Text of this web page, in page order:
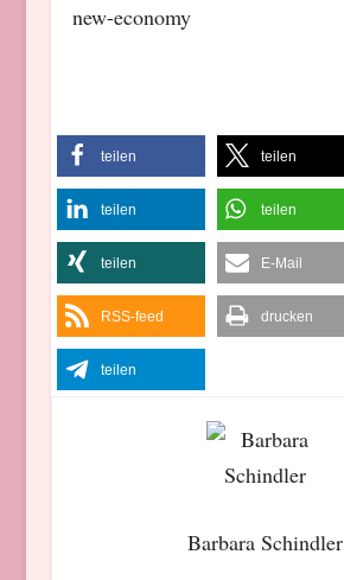
new-economy
teilen teilen
teilen teilen
teilen E-Mail
RSS-feed drucken
teilen
Barbara Schindler